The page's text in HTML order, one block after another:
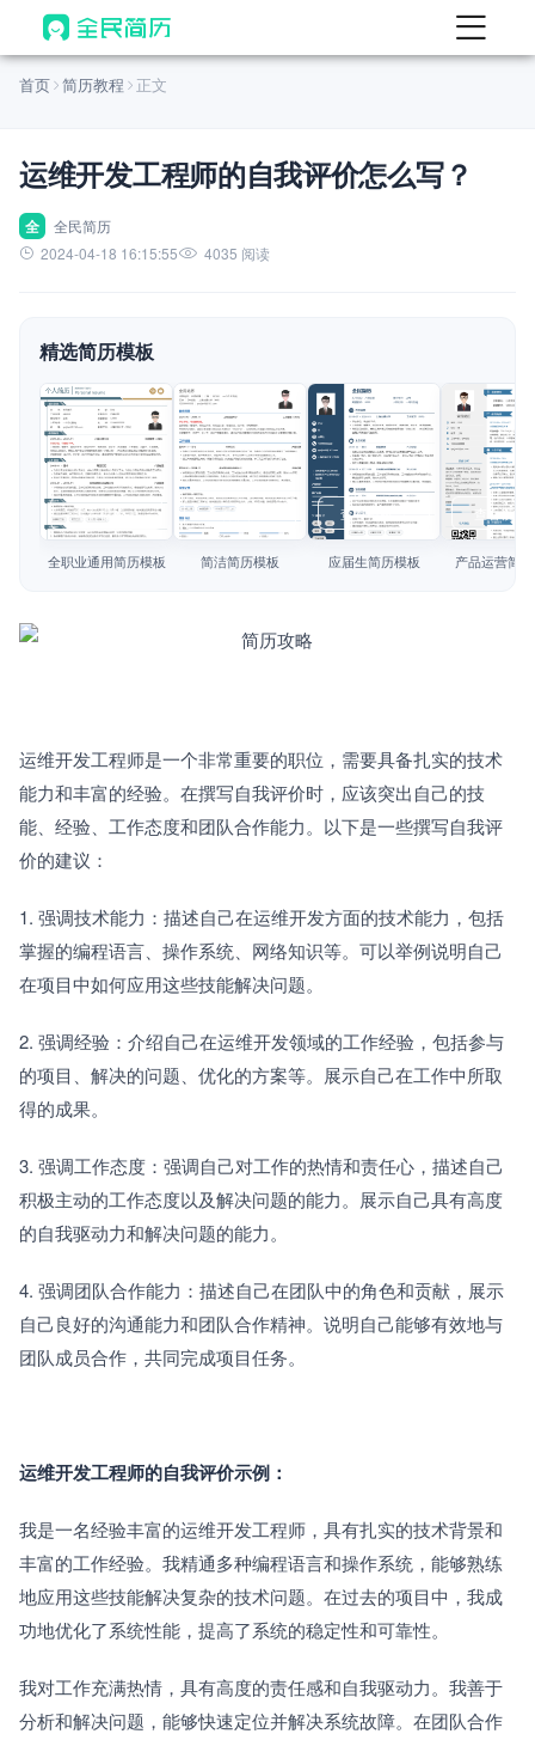
首页
AI 生成简历
AI 优化简历
AI 翻译简历
AI 模拟面试
面试自我介绍
AI 职场工具 New
简历模板
简历教程
首页 简历教程 正文
运维开发工程师的自我评价怎么写？
全
全民简历
2024-04-18 16:15:55
4035 阅读
精选简历模板
查看模板
全职业通用简历模板
查看模板
简洁简历模板
查看模板
应届生简历模板
查看模板
产品运营简
运维开发工程师是一个非常重要的职位，需要具备扎实的技术
能力和丰富的经验。在撰写自我评价时，应该突出自己的技
能、经验、工作态度和团队合作能力。以下是一些撰写自我评
价的建议：
1. 强调技术能力：描述自己在运维开发方面的技术能力，包括
掌握的编程语言、操作系统、网络知识等。可以举例说明自己
在项目中如何应用这些技能解决问题。
2. 强调经验：介绍自己在运维开发领域的工作经验，包括参与
的项目、解决的问题、优化的方案等。展示自己在工作中所取
得的成果。
3. 强调工作态度：强调自己对工作的热情和责任心，描述自己
积极主动的工作态度以及解决问题的能力。展示自己具有高度
的自我驱动力和解决问题的能力。
4. 强调团队合作能力：描述自己在团队中的角色和贡献，展示
自己良好的沟通能力和团队合作精神。说明自己能够有效地与
团队成员合作，共同完成项目任务。
运维开发工程师的自我评价示例：
我是一名经验丰富的运维开发工程师，具有扎实的技术背景和
丰富的工作经验。我精通多种编程语言和操作系统，能够熟练
地应用这些技能解决复杂的技术问题。在过去的项目中，我成
功地优化了系统性能，提高了系统的稳定性和可靠性。
我对工作充满热情，具有高度的责任感和自我驱动力。我善于
分析和解决问题，能够快速定位并解决系统故障。在团队合作